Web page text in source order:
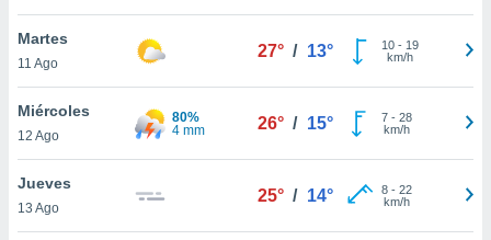
cookies
aceptar
Martes
11 Ago
27° / 13° 10- 19
km/h
Miércoles
12 Ago
80%
4 mm
26° / 15° 7- 28
km/h
Jueves
13 Ago
25° / 14° 8- 22
km/h